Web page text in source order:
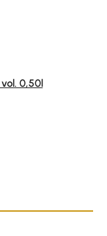
5 Sternen
0,50l